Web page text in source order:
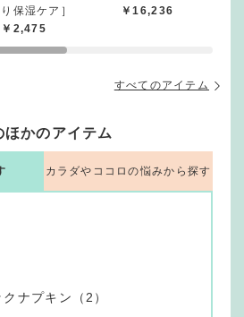
り保湿ケア］
￥2,475
￥16,236
すべてのアイテム
ほかのアイテム
ナプキン（2）
カラダやココロの悩みから探す